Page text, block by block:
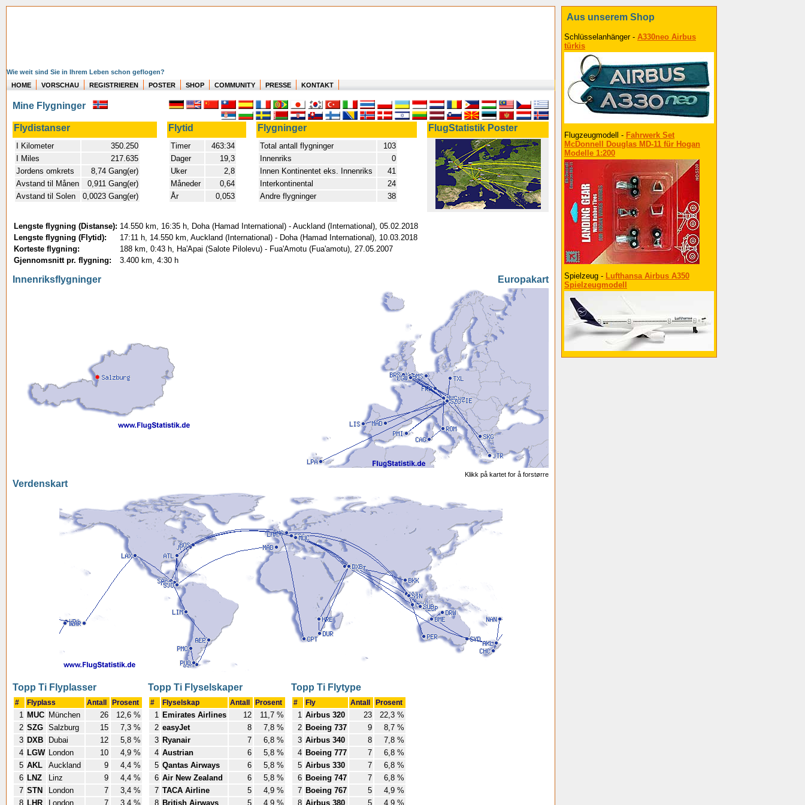
Wie weit sind Sie in Ihrem Leben schon geflogen?
HOME
VORSCHAU REGISTRIEREN POSTER SHOP COMMUNITY PRESSE KONTAKT
Mine Flygninger
Flydistanser Flytid Flygninger FlugStatistik Poster
I Kilometer
350.250
I Miles
217.635
Jordens omkrets
8,74 Gang(er)
Avstand til Månen
0,911 Gang(er)
Avstand til Solen
0,0023 Gang(er)
Timer
463:34
Dager
19,3
Uker
2,8
Måneder
0,64
År
0,053
Total antall flygninger
103
Innenriks
0
Innen Kontinentet eks. Innenriks
41
Interkontinental
24
Andre flygninger
38
Lengste flygning (Distanse): 14.550 km, 16:35 h, Doha (Hamad International) - Auckland (International), 05.02.2018
Lengste flygning (Flytid):
17:11 h, 14.550 km, Auckland (International) - Doha (Hamad International), 10.03.2018
Korteste flygning:
188 km, 0:43 h, Ha'Apai (Salote Pilolevu) - Fua'Amotu (Fua'amotu), 27.05.2007
Gjennomsnitt pr. flygning:
3.400 km, 4:30 h
Innenriksflygninger Europakart
Klikk på kartet for å forstørre
Verdenskart
Topp Ti Flyplasser
# Flyplass Antall Prosent
1 MUC München 26
12,6 %
2 SZG Salzburg 15
7,3 %
3 DXB Dubai 12
5,8 %
4 LGW London 10
4,9 %
5 AKL Auckland 9
4,4 %
6 LNZ Linz 9
4,4 %
7 STN London 7
3,4 %
8 LHR London 7 3,4 %
Topp Ti Flyselskaper
# Flyselskap Antall Prosent
1 Emirates Airlines 12
11,7 %
2 easyJet 8
7,8 %
3 Ryanair 7
6,8 %
4 Austrian 6
5,8 %
5 Qantas Airways 6
5,8 %
6 Air New Zealand 6
5,8 %
7 TACA Airline 5
4,9 %
8 British Airways 5 4,9 %
Topp Ti Flytype
# Fly Antall Prosent
1 Airbus 320 23
22,3 %
2 Boeing 737 9
8,7 %
3 Airbus 340 8
7,8 %
4 Boeing 777 7
6,8 %
5 Airbus 330 7
6,8 %
6 Boeing 747 7
6,8 %
7 Boeing 767 5
4,9 %
8 Airbus 380 5 4,9 %
Aus unserem Shop
Schlüsselanhänger - A330neo Airbus
türkis
Flugzeugmodell - Fahrwerk Set
McDonnell Douglas MD-11 für Hogan
Modelle 1:200
Spielzeug - Lufthansa Airbus A350
Spielzeugmodell